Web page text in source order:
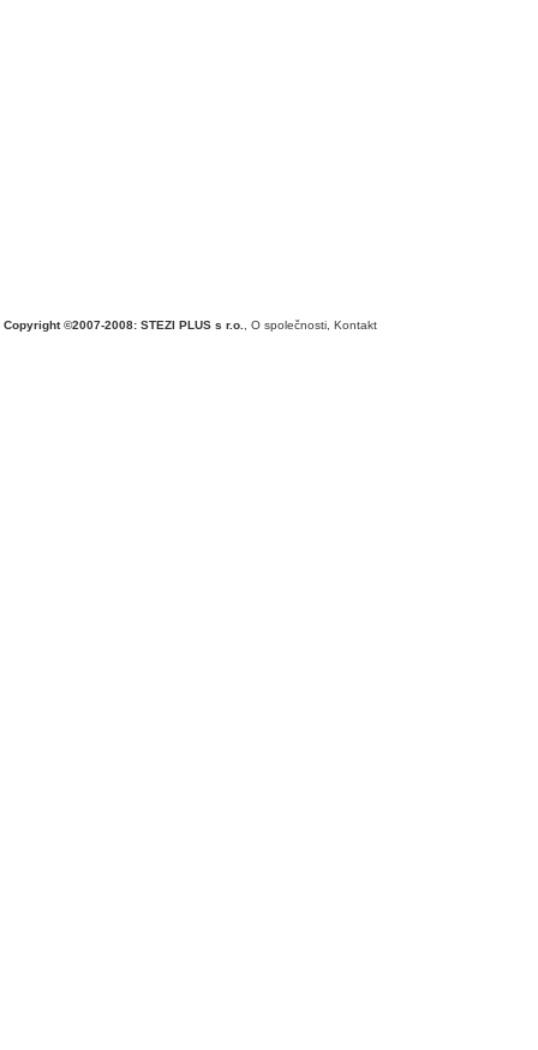
Copyright ©2007-2008: STEZI PLUS s r.o. O společnosti Kontakt